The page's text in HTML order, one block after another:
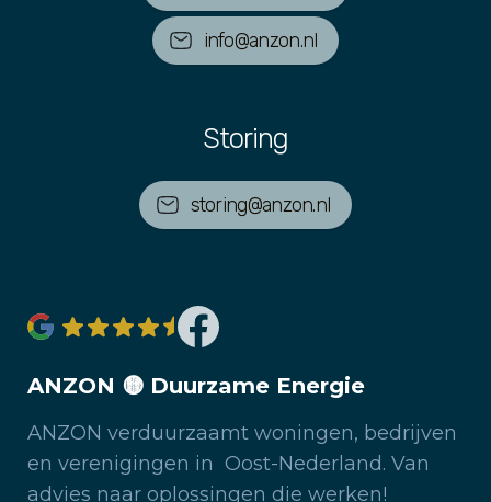
info@anzon.nl
Storing
storing@anzon.nl
ANZON 🟡 Duurzame Energie
ANZON verduurzaamt woningen, bedrijven
en verenigingen in Oost-Nederland. Van
advies naar oplossingen die werken!